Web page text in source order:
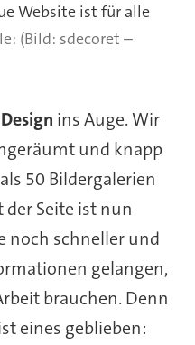
Website ist für alle
(Bild: sdecoret –
ins Auge. Wir
und knapp
50 Bildergalerien
der Seite ist nun
noch schneller und
gelangen,
brauchen. Denn
eines geblieben: